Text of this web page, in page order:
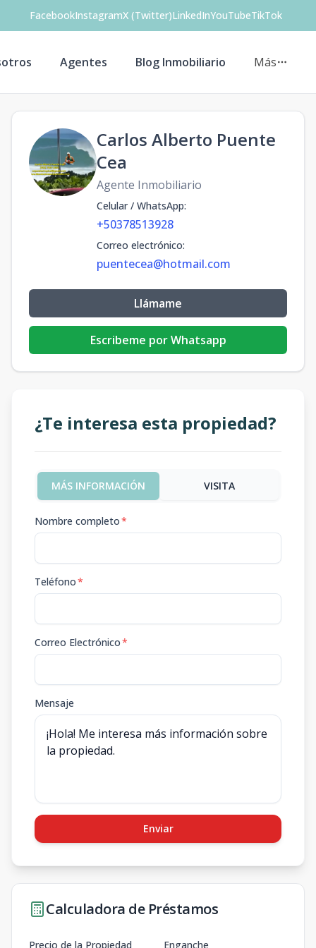
FacebookInstagramX (Twitter)LinkedInYouTubeTikTok
Agentes Blog Inmobiliario Más
Carlos Alberto Puente
Cea
Agente Inmobiliario
Celular / WhatsApp:
+50378513928
Correo electrónico:
puentecea@hotmail.com
Llámame
Escribeme por Whatsapp
¿Te interesa esta propiedad?
MÁS INFORMACIÓN VISITA
Nombre completo*
Teléfono*
Correo Electrónico*
Mensaje
Enviar
Calculadora de Préstamos
Precio de la Propiedad Enganche